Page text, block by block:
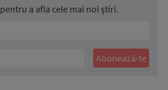
pentru a afla cele mai noi știri.